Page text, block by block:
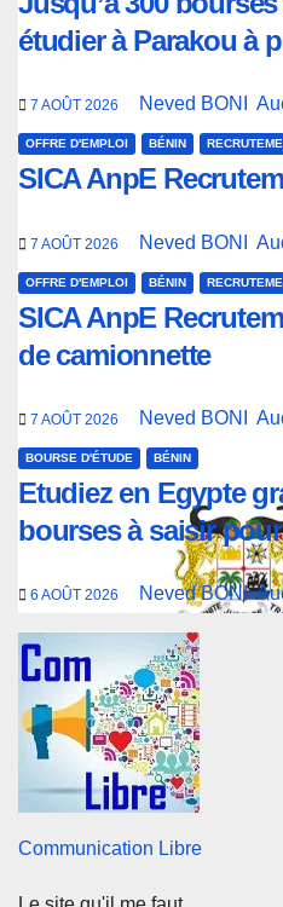
étudier à Parakou à
7 AOÛT 2026 Neved BONI
OFFRE D'EMPLOI BÉNIN
SICA AnpE
7 AOÛT 2026 Neved BONI
OFFRE D'EMPLOI BÉNIN
SICA AnpE
de camionnette
7 AOÛT 2026 Neved BONI
BOURSE D'ÉTUDE BÉNIN
Etudiez en Egypte
bourses à saisir
6 AOÛT 2026 Neved BONI
Communication Libre